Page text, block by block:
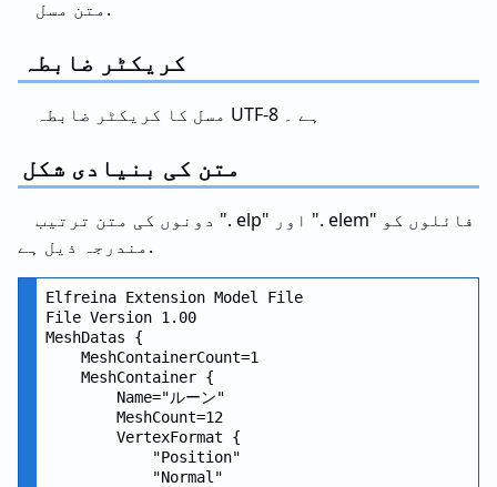
متن مسل.
کریکٹر ضابطہ
مسل کا کریکٹر ضابطہ UTF-8 ہے ۔
متن کی بنیادی شکل
دونوں کی متن ترتیب ". elp" اور ". elem" فائلوں کو
مندرجہ ذیل ہے.
Elfreina Extension Model File
File Version 1.00
MeshDatas {
    MeshContainerCount=1
    MeshContainer {
        Name="ルーン"
        MeshCount=12
        VertexFormat {
            "Position"
            "Normal"